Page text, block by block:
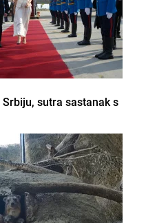
sutra sastanak s